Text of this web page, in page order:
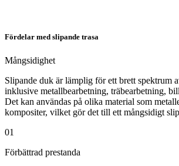
Fördelar med slipande trasa
Mångsidighet
Slipande duk är lämplig för ett brett spektrum
inklusive metallbearbetning, träbearbetning,
Det kan användas på olika material som
kompositer, vilket gör det till ett mångsidigt
01
Förbättrad prestanda